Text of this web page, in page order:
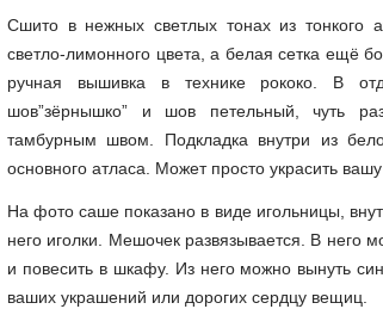
Сшито в нежных светлых тонах из тонкого
светло-лимонного цвета, а белая сетка ещё
ручная вышивка в технике рококо. В
шов”зёрнышко” и шов петельный, чуть
тамбурным швом. Подкладка внутри из
основного атласа. Может просто украсить
На фото саше показано в виде игольницы,
него иголки. Мешочек развязывается. В него
и повесить в шкафу. Из него можно вынуть
ваших украшений или дорогих сердцу вещиц.